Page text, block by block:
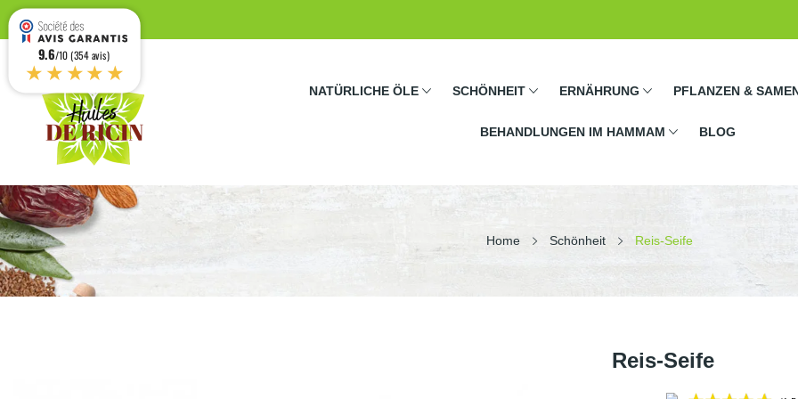
NATÜRLICHE ÖLE SCHÖNHEIT ERNÄHRUNG PFLANZEN &
BEHANDLUNGEN IM HAMMAM BLOG
Home Schönheit Reis-Seife
Reis-Seife
9.6/10 (354 avis)
★★★★★